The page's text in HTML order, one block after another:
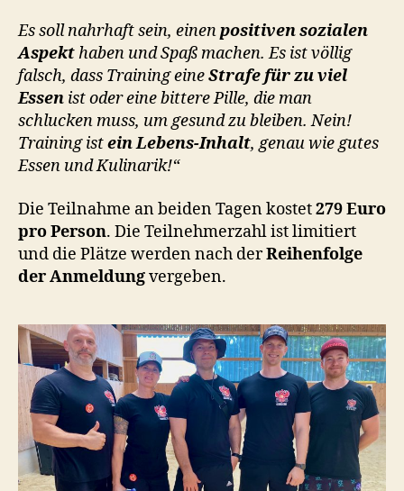
Es soll nahrhaft sein, einenpositiven sozialen
Aspekthaben und Spaß machen. Es ist völlig
falsch, dass Training eineStrafe für zu viel
Essen ist oder eine bittere Pille, die man
schlucken muss, um gesund zu bleiben. Nein!
Training istein Lebens-Inhalt, genau wie gutes
Essen und Kulinarik!“
Die Teilnahme an beiden Tagen kostet279 Euro
pro Person. Die Teilnehmerzahl ist limitiert
und die Plätze werden nach derReihenfolge
der Anmeldungvergeben.